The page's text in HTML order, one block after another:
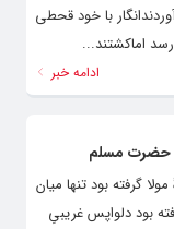
با خود قحطی
اماکشتند...
ادامه خبر
حضرت مسلم
گرفته بود تنها میان
بود دلواپس غریبیِ